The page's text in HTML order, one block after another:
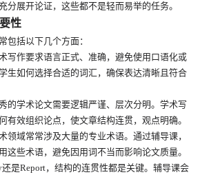
分展开论证，这些都不是轻而易举的任务。
性
包括以下几个方面：
写作要求语言正式、准确，避免使用口语化或
生如何选择合适的词汇，确保表达清晰且符合
的学术论文需要逻辑严谨、层次分明。学术写
有效组织论点，使文章结构连贯，观点明确。
领域常常涉及大量的专业术语。通过辅导课，
这些术语，避免因用词不当而影响论文质量。
是Report，结构的连贯性都是关键。辅导课会